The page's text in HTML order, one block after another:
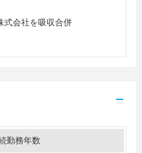
式会社を吸収合併
勤務年数